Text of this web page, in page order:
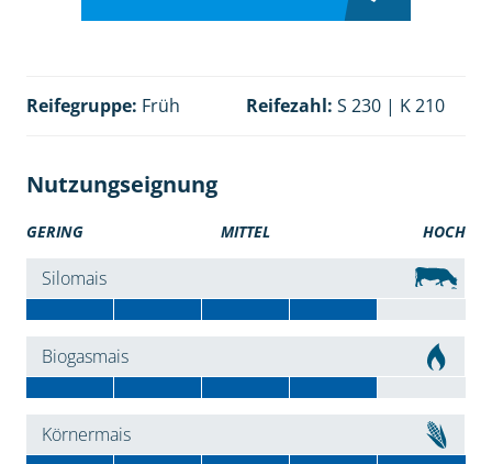
Reifegruppe: Früh Reifezahl: S 230 | K 210
Nutzungseignung
GERING MITTEL HOCH
Silomais
Biogasmais
Körnermais